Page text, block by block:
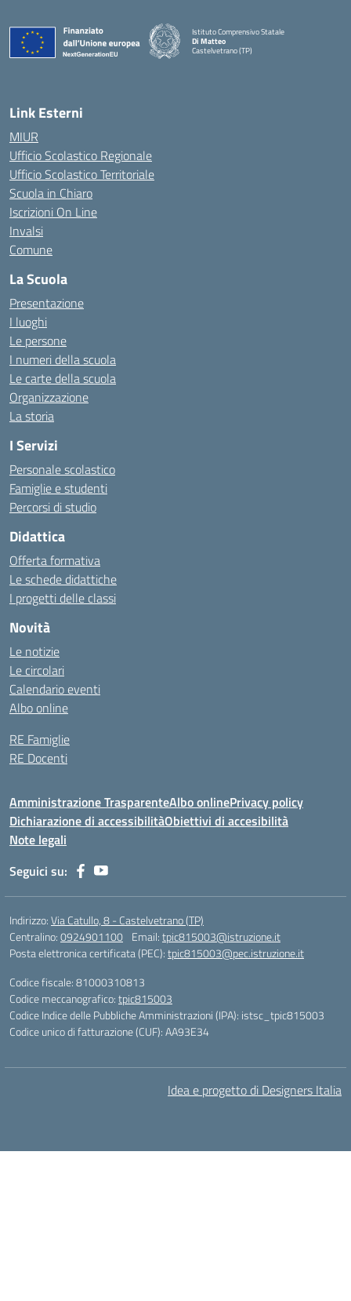
Istituto Comprensivo Statale
Di Matteo
Castelvetrano (TP)
Link Esterni
MIUR
Ufficio Scolastico Regionale
Ufficio Scolastico Territoriale
Scuola in Chiaro
Iscrizioni On Line
Invalsi
Comune
La Scuola
Presentazione
I luoghi
Le persone
I numeri della scuola
Le carte della scuola
Organizzazione
La storia
I Servizi
Personale scolastico
Famiglie e studenti
Percorsi di studio
Didattica
Offerta formativa
Le schede didattiche
I progetti delle classi
Novità
Le notizie
Le circolari
Calendario eventi
Albo online
RE Famiglie
RE Docenti
Amministrazione TrasparenteAlbo onlinePrivacy policy
Dichiarazione di accessibilitàObiettivi di accesibilità
Note legali
Seguici su:
Indirizzo:Via Catullo, 8 - Castelvetrano (TP)
Centralino:0924901100 Email:tpic815003@istruzione.it
Posta elettronica certificata (PEC):tpic815003@pec.istruzione.it
Codice fiscale: 81000310813
Codice meccanografico:tpic815003
Codice Indice delle Pubbliche Amministrazioni (IPA): istsc_tpic815003
Codice unico di fatturazione (CUF): AA93E34
Idea e progetto di Designers Italia